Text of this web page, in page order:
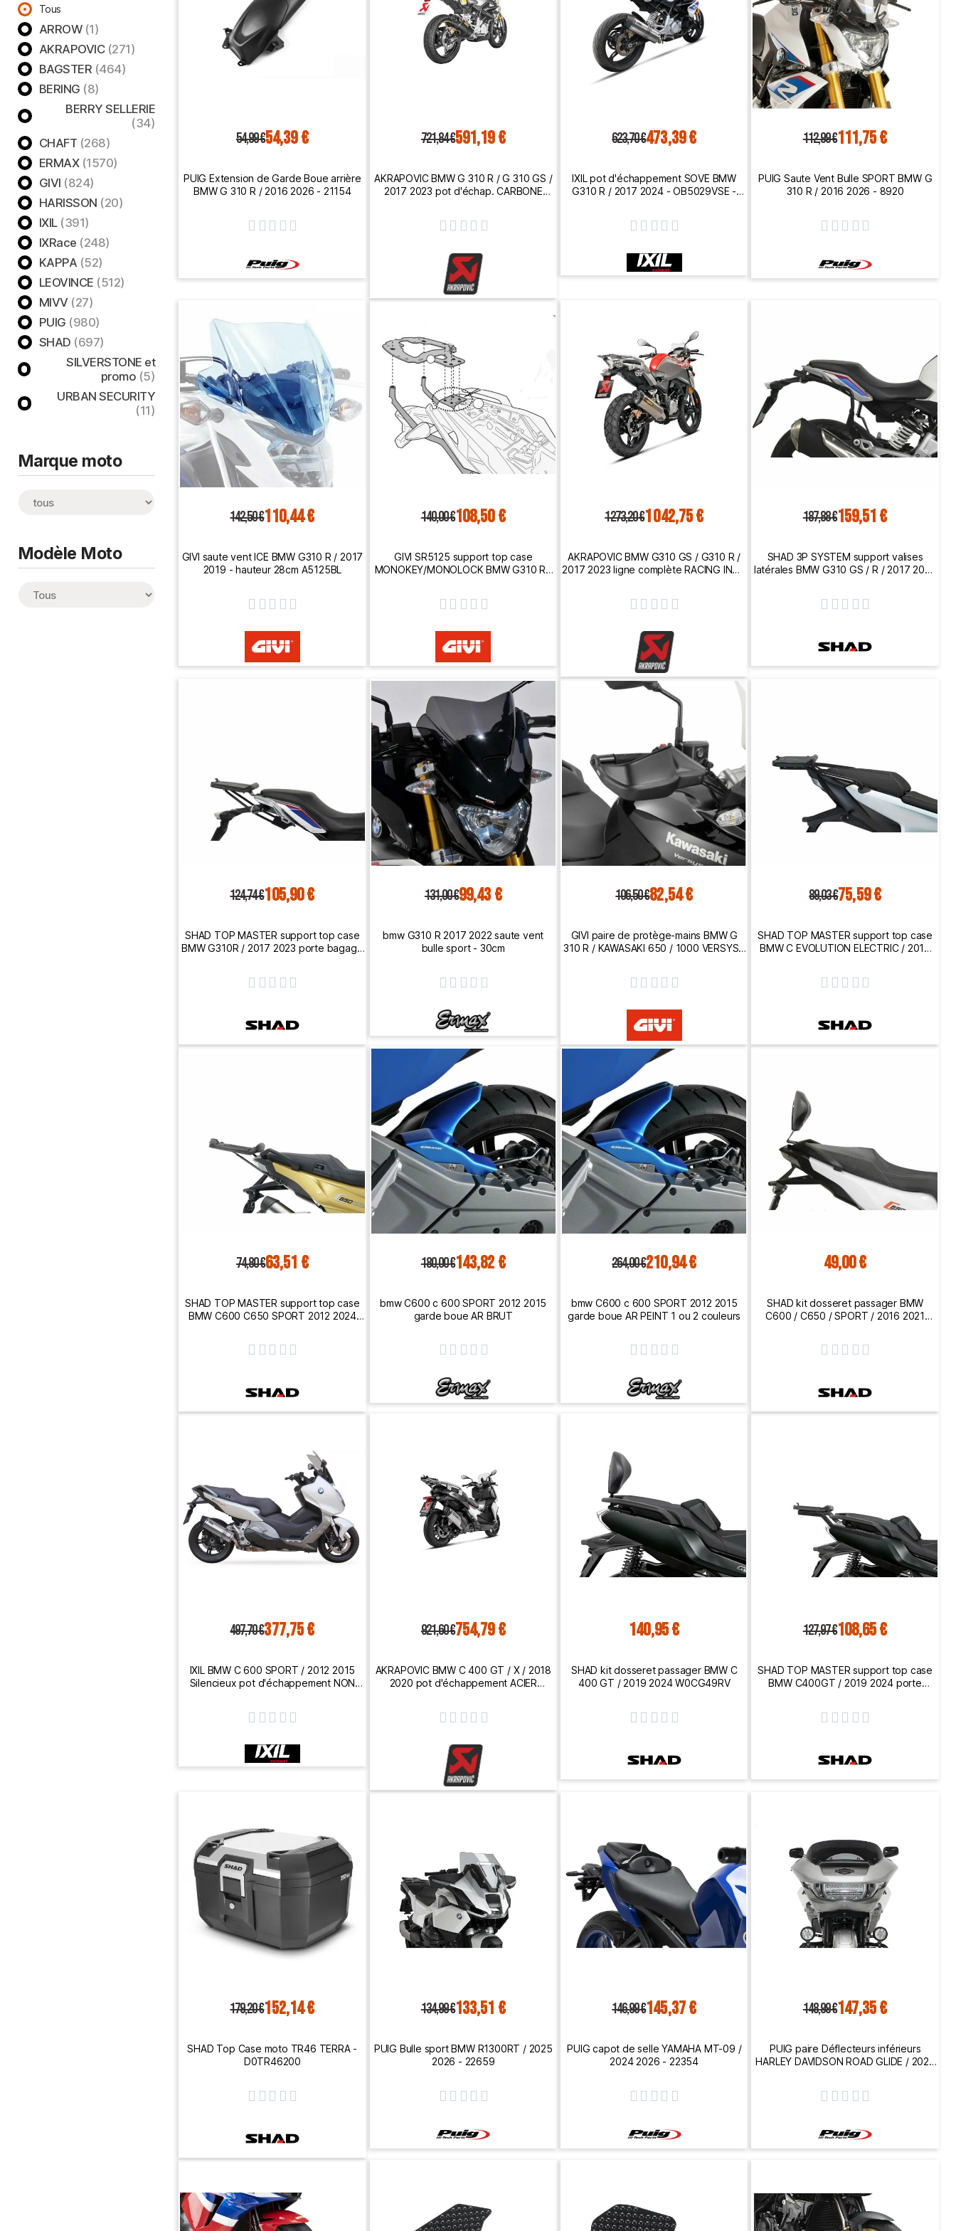
Tous
ARROW (1)
AKRAPOVIC (271)
BAGSTER (464)
BERING (8)
BERRY SELLERIE
(34)
CHAFT (268)
ERMAX (1570)
GIVI (824)
HARISSON (20)
IXIL (391)
IXRace (248)
KAPPA (52)
LEOVINCE (512)
MIVV (27)
PUIG (980)
SHAD (697)
SILVERSTONE et
promo (5)
URBAN SECURITY
(11)
Marque moto
Modèle Moto
54,99 €54,39 €
PUIG Extension de Garde Boue arrière
BMW G 310 R / 2016 2026 - 21154
    
721,84 €591,19 €
AKRAPOVIC BMW G 310 R / G 310 GS /
2017 2023 pot d'échap. CARBONE
    
623,70 €473,39 €
IXIL pot d'échappement SOVE BMW
G310 R / 2017 2024 - OB5029VSE -
    
112,99 €111,75 €
PUIG Saute Vent Bulle SPORT BMW G
310 R / 2016 2026 - 8920
    
142,50 €110,44 €
GIVI saute vent ICE BMW G310 R / 2017
2019 - hauteur 28cm A5125BL
    
140,00 €108,50 €
GIVI SR5125 support top case
MONOKEY/MONOLOCK BMW G310 R /
    
1 273,20 €1 042,75 €
AKRAPOVIC BMW G310 GS / G310 R /
2017 2023 ligne complète RACING INOX
    
187,88 €159,51 €
SHAD 3P SYSTEM support valises
latérales BMW G310 GS / R / 2017 2024
    
124,74 €105,90 €
SHAD TOP MASTER support top case
BMW G310R / 2017 2023 porte bagage
    
131,00 €99,43 €
bmw G310 R 2017 2022 saute vent
bulle sport - 30cm
    
106,50 €82,54 €
GIVI paire de protège-mains BMW G
310 R / KAWASAKI 650 / 1000 VERSYS /
    
89,03 €75,59 €
SHAD TOP MASTER support top case
BMW C EVOLUTION ELECTRIC / 2017
    
74,80 €63,51 €
SHAD TOP MASTER support top case
BMW C600 C650 SPORT 2012 2024
    
180,00 €143,82 €
bmw C600 c 600 SPORT 2012 2015
garde boue AR BRUT
    
264,00 €210,94 €
bmw C600 c 600 SPORT 2012 2015
garde boue AR PEINT 1 ou 2 couleurs
    
49,00 €
SHAD kit dosseret passager BMW
C600 / C650 / SPORT / 2016 2021
    
497,70 €377,75 €
IXIL BMW C 600 SPORT / 2012 2015
Silencieux pot d'échappement NON
    
921,60 €754,79 €
AKRAPOVIC BMW C 400 GT / X / 2018
2020 pot d'échappement ACIER
    
140,95 €
SHAD kit dosseret passager BMW C
400 GT / 2019 2024 W0CG49RV
    
127,97 €108,65 €
SHAD TOP MASTER support top case
BMW C400GT / 2019 2024 porte
    
179,20 €152,14 €
SHAD Top Case moto TR46 TERRA -
D0TR46200
    
134,99 €133,51 €
PUIG Bulle sport BMW R1300RT / 2025
2026 - 22659
    
146,99 €145,37 €
PUIG capot de selle YAMAHA MT-09 /
2024 2026 - 22354
    
148,99 €147,35 €
PUIG paire Déflecteurs inférieurs
HARLEY DAVIDSON ROAD GLIDE / 2023
    